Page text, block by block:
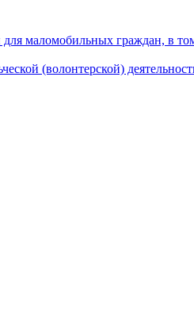
маломобильных граждан, в
(волонтерской)